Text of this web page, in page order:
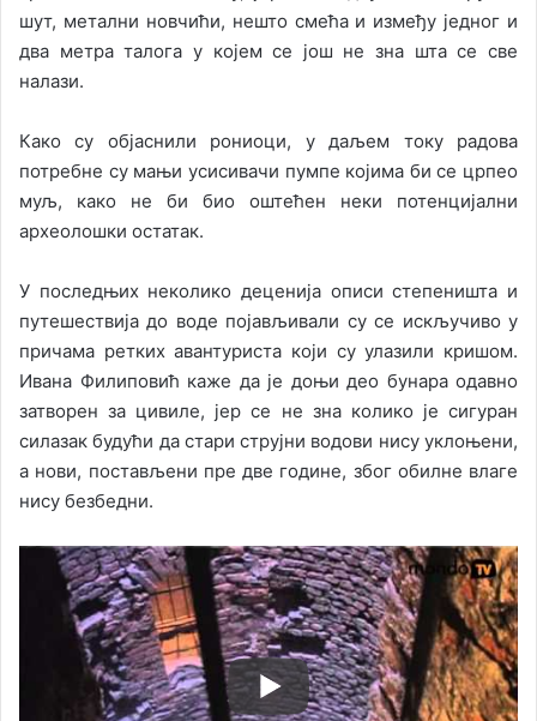
шут, метални новчићи, нешто смећа и између једног и
два метра талога у којем се још не зна шта се све
налази.
Како су објаснили рониоци, у даљем току радова
потребне су мањи усисивачи пумпе којима би се црпео
муљ, како не би био оштећен неки потенцијални
археолошки остатак.
У последњих неколико деценија описи степеништа и
путешествија до воде појављивали су се искључиво у
причама ретких авантуриста који су улазили кришом.
Ивана Филиповић каже да је доњи део бунара одавно
затворен за цивиле, јер се не зна колико је сигуран
силазак будући да стари струјни водови нису уклоњени,
а нови, постављени пре две године, због обилне влаге
нису безбедни.